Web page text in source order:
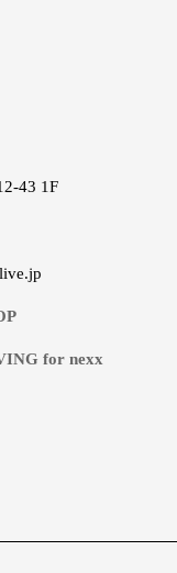
43 1F
for nexx